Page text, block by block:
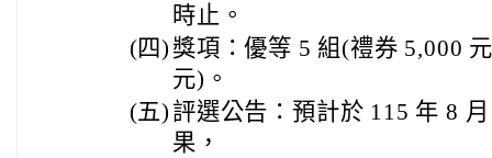
時止。
(四) 獎項：優等 5 組(禮券 5,000
元)。
(五) 評選公告：預計於 115 年 8
果，